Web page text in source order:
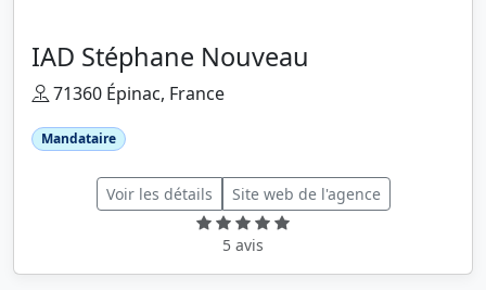
IAD Stéphane Nouveau
71360 Épinac, France
Mandataire
Voir les détails Site web de l'agence
5 avis